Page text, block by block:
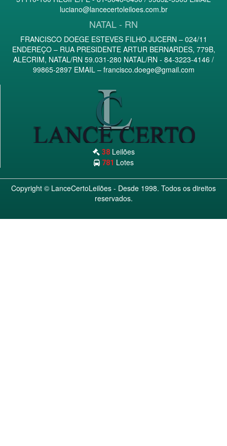
luciano@lancecertoleiloes.com.br
NATAL - RN
FRANCISCO DOEGE ESTEVES FILHO JUCERN – 024/11
ENDEREÇO – RUA PRESIDENTE ARTUR BERNARDES, 779B,
ALECRIM, NATAL/RN 59.031-280 NATAL/RN - 84-3223-4146 /
99865-2897 EMAIL – francisco.doege@gmail.com
38 Leilões
781 Lotes
Copyright © LanceCertoLeilões - Desde 1998. Todos os direitos
reservados.